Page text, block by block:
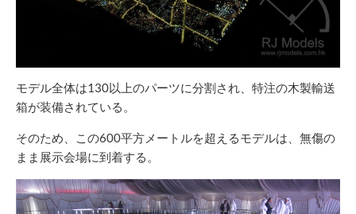
モデル全体は130以上のパーツに分割され、特注の木製輸送
箱が装備されている。
そのため、この600平方メートルを超えるモデルは、無傷の
まま展示会場に到着する。